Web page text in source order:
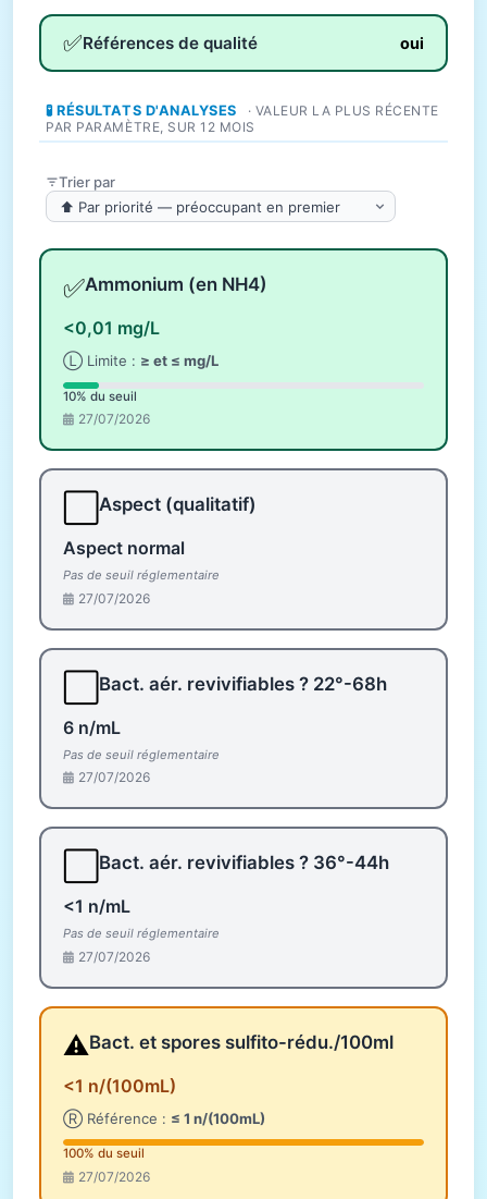
✅Références de qualité oui
🧪 RÉSULTATS D'ANALYSES
· VALEUR LA PLUS RÉCENTE
PAR PARAMÈTRE, SUR 12 MOIS
Trier par
✅Ammonium (en NH4)
<0,01 mg/L
Ⓛ Limite : ≥ et ≤ mg/L
10% du seuil
27/07/2026
Aspect (qualitatif)
Aspect normal
Pas de seuil réglementaire
27/07/2026
Bact. aér. revivifiables ? 22°-68h
6 n/mL
Pas de seuil réglementaire
27/07/2026
Bact. aér. revivifiables ? 36°-44h
<1 n/mL
Pas de seuil réglementaire
27/07/2026
⚠️Bact. et spores sulfito-rédu./100ml
<1 n/(100mL)
Ⓡ Référence : ≤ 1 n/(100mL)
100% du seuil
27/07/2026